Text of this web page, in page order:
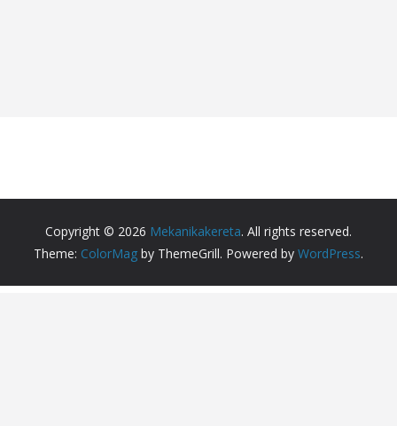
Copyright © 2026 Mekanikakereta. All rights reserved.
Theme: ColorMag by ThemeGrill. Powered by WordPress.